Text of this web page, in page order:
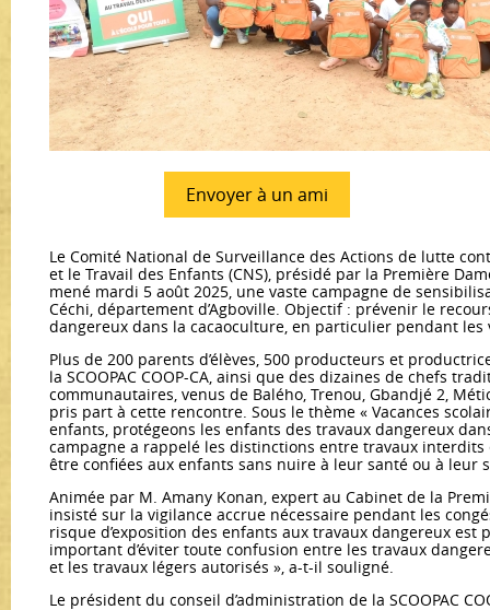
Envoyer à un ami
Le Comité National de Surveillance des Actions de lutte
et le Travail des Enfants (CNS), présidé par la Première
mené mardi 5 août 2025, une vaste campagne de
Céchi, département d’Agboville. Objectif : prévenir le
dangereux dans la cacaoculture, en particulier pendant les
Plus de 200 parents d’élèves, 500 producteurs et
la SCOOPAC COOP-CA, ainsi que des dizaines de chefs
communautaires, venus de Balého, Trenou, Gbandjé 2,
pris part à cette rencontre. Sous le thème « Vacances
enfants, protégeons les enfants des travaux dangereux
campagne a rappelé les distinctions entre travaux interdits
être confiées aux enfants sans nuire à leur santé ou à leur
Animée par M. Amany Konan, expert au Cabinet de la
insisté sur la vigilance accrue nécessaire pendant les
risque d’exposition des enfants aux travaux dangereux est
important d’éviter toute confusion entre les travaux
et les travaux légers autorisés », a-t-il souligné.
Le président du conseil d’administration de la SCOOPAC